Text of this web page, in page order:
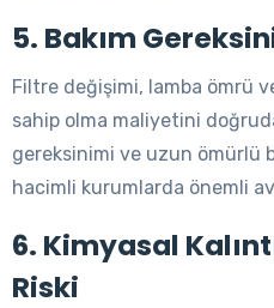
5. Bakım
Filtre değişimi, lamba ömrü
sahip olma maliyetini
gereksinimi ve uzun ömürlü
hacimli kurumlarda önemli
6. Kimyasal
Riski